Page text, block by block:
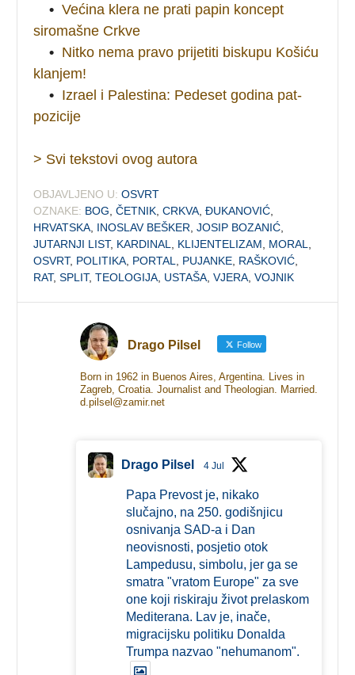
• Većina klera ne prati papin koncept
siromašne Crkve
• Nitko nema pravo prijetiti biskupu Košiću
klanjem!
• Izrael i Palestina: Pedeset godina pat-
pozicije
> Svi tekstovi ovog autora
OBJAVLJENO U: OSVRT
OZNAKE: BOG ,ČETNIK ,CRKVA ,ĐUKANOVIĆ
HRVATSKA INOSLAV BEŠKER ,JOSIP BOZANIĆ
JUTARNJI LIST, KARDINAL KLIJENTELIZAM MORAL
OSVRT, POLITIKA PORTAL PUJANKE RAŠKOVIĆ
RAT,SPLIT,TEOLOGIJA USTAŠA ,VJERA ,VOJNIK
Drago Pilsel Follow
Born in 1962 in Buenos Aires, Argentina. Lives in
Zagreb, Croatia. Journalist and Theologian. Married.
d.pilsel@zamir.net
Drago Pilsel 4 Jul
Papa Prevost je, nikako
slučajno, na 250. godišnjicu
osnivanja SAD-a i Dan
neovisnosti, posjetio otok
Lampedusu, simbolu, jer ga se
smatra "vratom Europe" za sve
one koji riskiraju život prelaskom
Mediterana. Lav je, inače,
migracijsku politiku Donalda
Trumpa nazvao "nehumanom".